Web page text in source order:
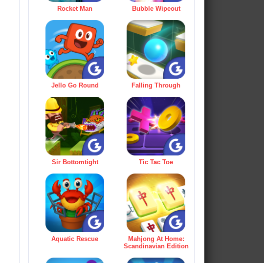
Rocket Man Bubble Wipeout
Jello Go Round Falling Through
Sir Bottomtight Tic Tac Toe
Aquatic Rescue
Mahjong At Home:
Scandinavian Edition